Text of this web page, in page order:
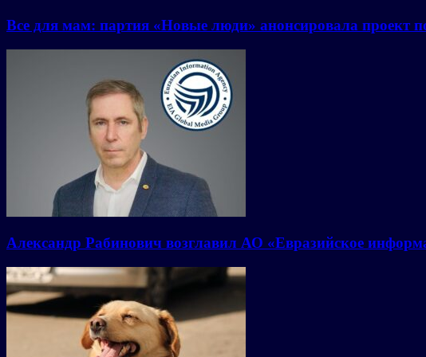
Все для мам: партия «Новые люди» анонсировала проект
Александр Рабинович возглавил АО «Евразийское